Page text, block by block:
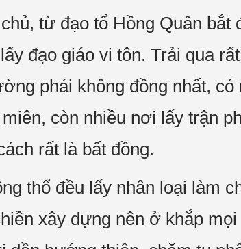
từ đạo tổ Hồng Quân bắt
đạo giáo vi tôn. Trải qua
phái không đồng nhất,
còn nhiều nơi lấy trận
rất là bất đồng.
thổ đều lấy nhân loại làm
xây dựng nên ở khắp